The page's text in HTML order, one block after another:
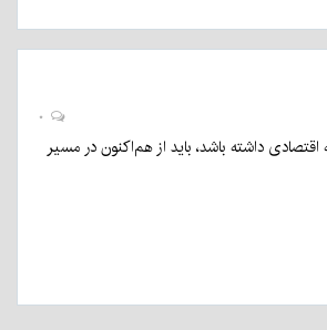
داشته باشد، باید از هم‌اکنون در مسیر